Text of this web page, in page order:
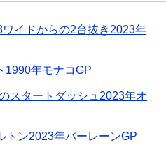
イドからの2台抜き2023年
1990年モナコGP
スタートダッシュ2023年オ
トン2023年バーレーンGP